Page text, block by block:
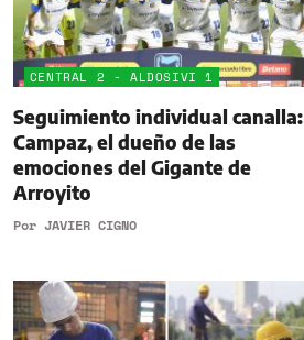
CENTRAL 2 - ALDOSIVI 1
Seguimiento individual canalla:
Campaz, el dueño de las
emociones del Gigante de
Arroyito
Por JAVIER CIGNO